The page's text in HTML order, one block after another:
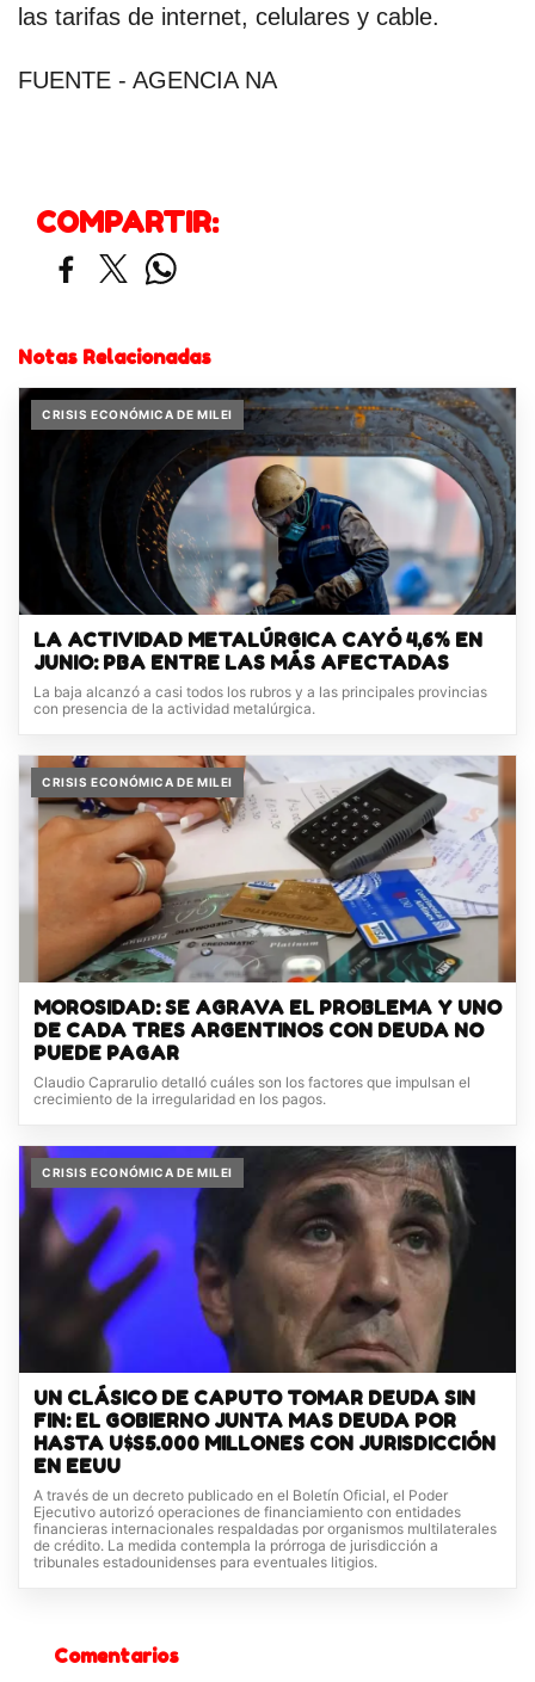
las tarifas de internet, celulares y cable.
FUENTE - AGENCIA NA
COMPARTIR:
Notas Relacionadas
CRISIS ECONÓMICA DE MILEI
LA ACTIVIDAD METALÚRGICA CAYÓ 4,6% EN
JUNIO: PBA ENTRE LAS MÁS AFECTADAS
La baja alcanzó a casi todos los rubros y a las principales provincias
con presencia de la actividad metalúrgica.
CRISIS ECONÓMICA DE MILEI
MOROSIDAD: SE AGRAVA EL PROBLEMA Y UNO
DE CADA TRES ARGENTINOS CON DEUDA NO
PUEDE PAGAR
Claudio Caprarulio detalló cuáles son los factores que impulsan el
crecimiento de la irregularidad en los pagos.
CRISIS ECONÓMICA DE MILEI
UN CLÁSICO DE CAPUTO TOMAR DEUDA SIN
FIN: EL GOBIERNO JUNTA MAS DEUDA POR
HASTA U$S5.000 MILLONES CON JURISDICCIÓN
EN EEUU
A través de un decreto publicado en el Boletín Oficial, el Poder
Ejecutivo autorizó operaciones de financiamiento con entidades
financieras internacionales respaldadas por organismos multilaterales
de crédito. La medida contempla la prórroga de jurisdicción a
tribunales estadounidenses para eventuales litigios.
Comentarios